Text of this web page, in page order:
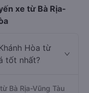
xe từ Bà Rịa-
Hòa từ
tốt nhất?
Bà Rịa-Vũng Tàu